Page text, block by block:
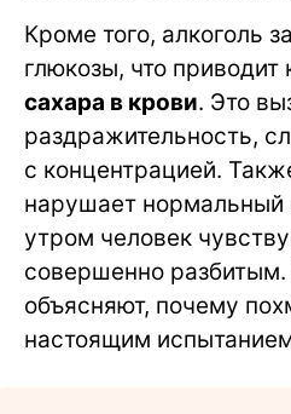
Кроме того, алкоголь
глюкозы, что приводит
сахара в крови. Это
раздражительность,
с концентрацией.
нарушает нормальный
утром человек
совершенно
объясняют, почему
настоящим